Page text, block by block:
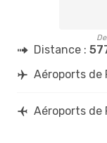
Distance :
Aéroports de
Aéroports de